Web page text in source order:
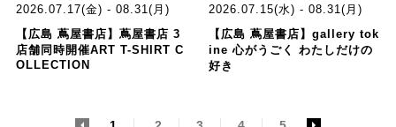
2026.07.17(金) - 08.31(月)
【広島 蔦屋書店】蔦屋書店 3
店舗同時開催ART T-SHIRT C
OLLECTION
2026.07.15(水) - 08.31(月)
【広島 蔦屋書店】gallery tok
ine 心がうごく わたしだけの
好き